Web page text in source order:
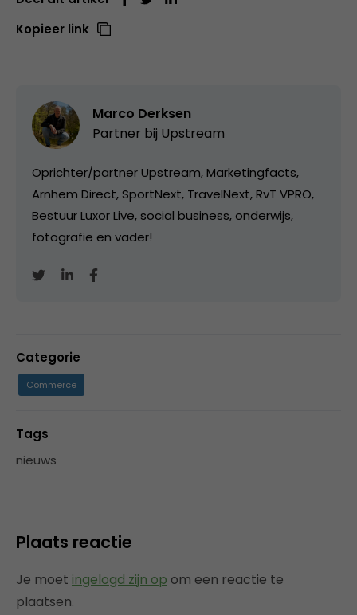
Kopieer link
Marco Derksen
Partner bij Upstream
Oprichter/partner Upstream, Marketingfacts,
Arnhem Direct, SportNext, TravelNext, RvT VPRO,
Bestuur Luxor Live, social business, onderwijs,
fotografie en vader!
Categorie
Commerce
Tags
nieuws
Plaats reactie
Je moet ingelogd zijn op om een reactie te
plaatsen.